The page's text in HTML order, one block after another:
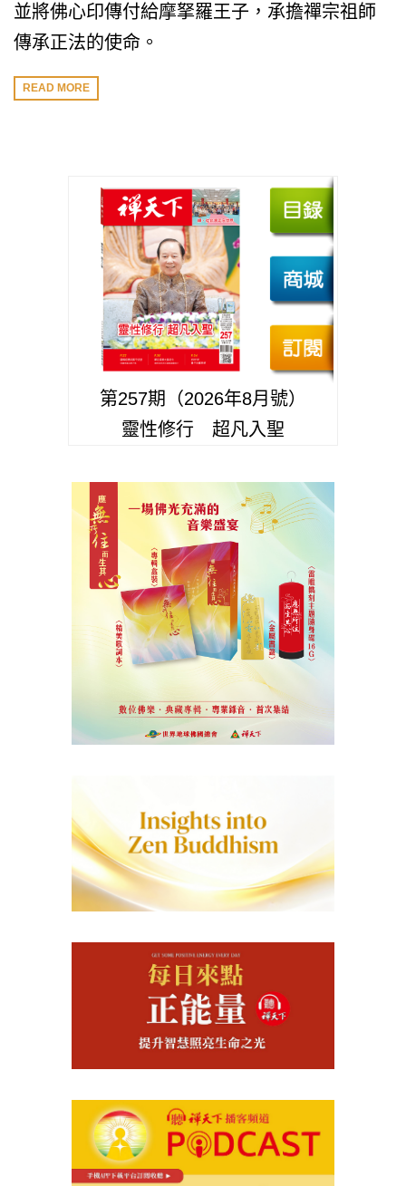
並將佛心印傳付給摩拏羅王子，承擔禪宗祖師
傳承正法的使命。
READ MORE
第257期（2026年8月號）
靈性修行 超凡入聖